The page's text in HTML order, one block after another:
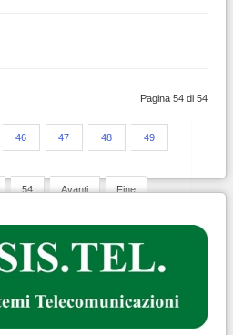
Pagina 54 di 54
46 47 48 49
54 Avanti Fine